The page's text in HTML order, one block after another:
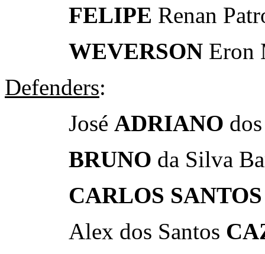
FELIPE Renan
WEVERSON Eron
Defenders:
José ADRIANO
BRUNO da Silva
CARLOS SANTOS
Alex dos Santos